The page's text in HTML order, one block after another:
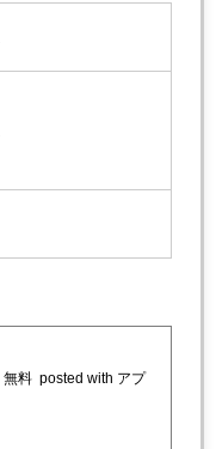
無料 posted with アプ